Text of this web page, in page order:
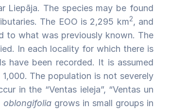
Liepāja. The species may be found
The EOO is 2,295 km2, and
to what was previously known. The
In each locality for which there is
have been recorded. It is assumed
The population is not severely
in the “Ventas ieleja”, “Ventas un
oblongifolia grows in small groups in